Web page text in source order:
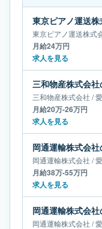
東京ピアノ運送株式
月給24万円
求人を見る
三和物産株式会社 /
月給20万-26万円
求人を見る
岡通運輸株式会社 /
月給38万-55万円
求人を見る
岡通運輸株式会社 /